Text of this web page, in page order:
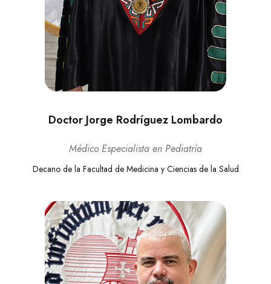
Doctor Jorge Rodríguez Lombardo
Médico Especialista en Pediatría
Decano de la Facultad de Medicina y Ciencias de la Salud